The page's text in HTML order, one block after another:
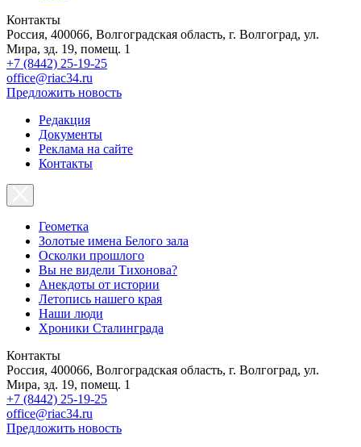
Контакты
Россия, 400066, Волгоградская область, г. Волгоград, ул.
Мира, зд. 19, помещ. 1
+7 (8442) 25-19-25
office@riac34.ru
Предложить новость
Редакция
Документы
Реклама на сайте
Контакты
Геометка
Золотые имена Белого зала
Осколки прошлого
Вы не видели Тихонова?
Анекдоты от истории
Летопись нашего края
Наши люди
Хроники Сталинграда
Контакты
Россия, 400066, Волгоградская область, г. Волгоград, ул.
Мира, зд. 19, помещ. 1
+7 (8442) 25-19-25
office@riac34.ru
Предложить новость